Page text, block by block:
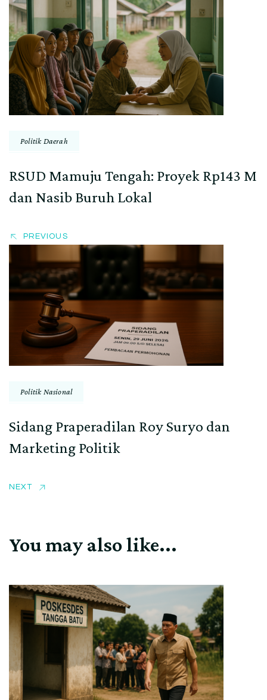
Post
Navigation
Politik Daerah
RSUD Mamuju Tengah: Proyek Rp143 M
dan Nasib Buruh Lokal
PREVIOUS
Politik Nasional
Sidang Praperadilan Roy Suryo dan
Marketing Politik
NEXT
You may also like...